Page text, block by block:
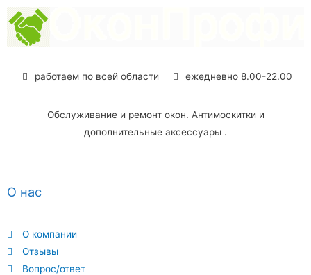
О нас
О компании
Отзывы
Вопрос/ответ
работаем по всей области ежедневно 8.00-22.00
Обслуживание и ремонт окон. Антимоскитки и
дополнительные аксессуары .